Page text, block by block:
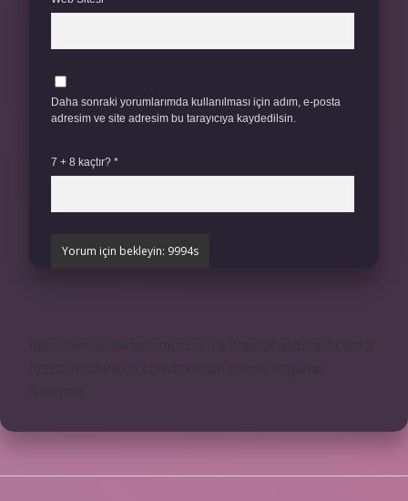
Daha sonraki yorumlarımda kullanılması için adım, e-posta
adresim ve site adresim bu tarayıcıya kaydedilsin.
7 + 8 kaçtır? *